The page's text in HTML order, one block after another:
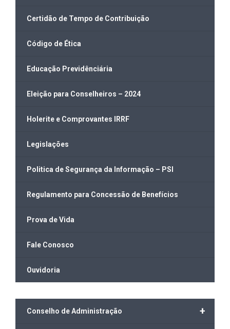
Certidão de Tempo de Contribuição
Código de Ética
Educação Previdênciária
Eleição para Conselheiros – 2024
Holerite e Comprovantes IRRF
Legislações
Politica de Segurança da Informação – PSI
Regulamento para Concessão de Benefícios
Prova de Vida
Fale Conosco
Ouvidoria
+
Conselho de Administração